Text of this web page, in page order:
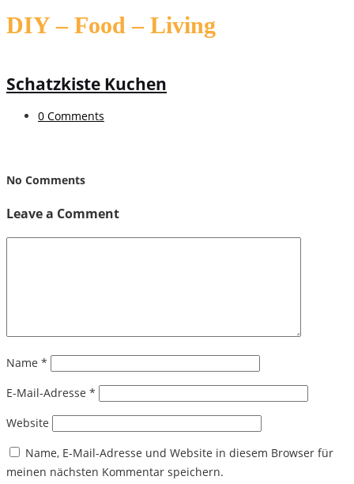
DIY – Food – Living
Schatzkiste Kuchen
0 Comments
No Comments
Leave a Comment
Name *
E-Mail-Adresse *
Website
Name, E-Mail-Adresse und Website in diesem Browser für
meinen nächsten Kommentar speichern.